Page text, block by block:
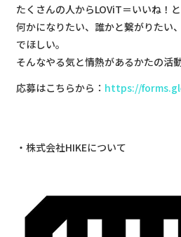
たくさんの人からLOViT＝いいね！
何かになりたい、誰かと繋がりたい
でほしい。
そんなやる気と情熱があるかたの活
応募はこちらから： https://
​株式会社HIKEについて​